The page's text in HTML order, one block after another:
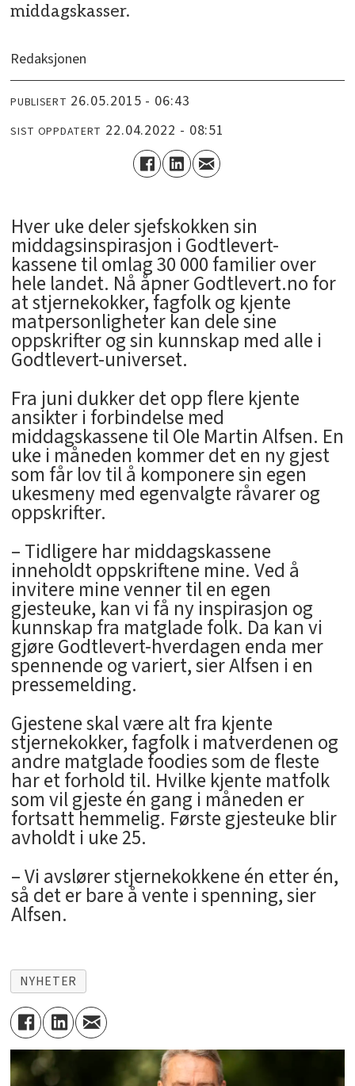
middagskasser.
Redaksjonen
PUBLISERT 26.05.2015 - 06:43
SIST OPPDATERT 22.04.2022 - 08:51
Hver uke deler sjefskokken sin
middagsinspirasjon i Godtlevert-
kassene til omlag 30 000 familier over
hele landet. Nå åpner Godtlevert.no for
at stjernekokker, fagfolk og kjente
matpersonligheter kan dele sine
oppskrifter og sin kunnskap med alle i
Godtlevert-universet.
Fra juni dukker det opp flere kjente
ansikter i forbindelse med
middagskassene til Ole Martin Alfsen. En
uke i måneden kommer det en ny gjest
som får lov til å komponere sin egen
ukesmeny med egenvalgte råvarer og
oppskrifter.
– Tidligere har middagskassene
inneholdt oppskriftene mine. Ved å
invitere mine venner til en egen
gjesteuke, kan vi få ny inspirasjon og
kunnskap fra matglade folk. Da kan vi
gjøre Godtlevert-hverdagen enda mer
spennende og variert, sier Alfsen i en
pressemelding.
Gjestene skal være alt fra kjente
stjernekokker, fagfolk i matverdenen og
andre matglade foodies som de fleste
har et forhold til. Hvilke kjente matfolk
som vil gjeste én gang i måneden er
fortsatt hemmelig. Første gjesteuke blir
avholdt i uke 25.
– Vi avslører stjernekokkene én etter én,
så det er bare å vente i spenning, sier
Alfsen.
NYHETER